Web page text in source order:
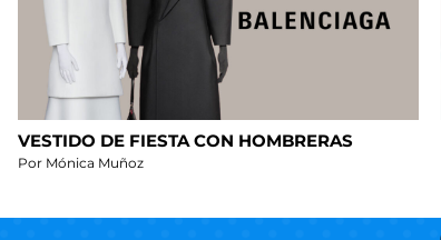
VESTIDO DE FIESTA CON HOMBRERAS
Por Mónica Muñoz